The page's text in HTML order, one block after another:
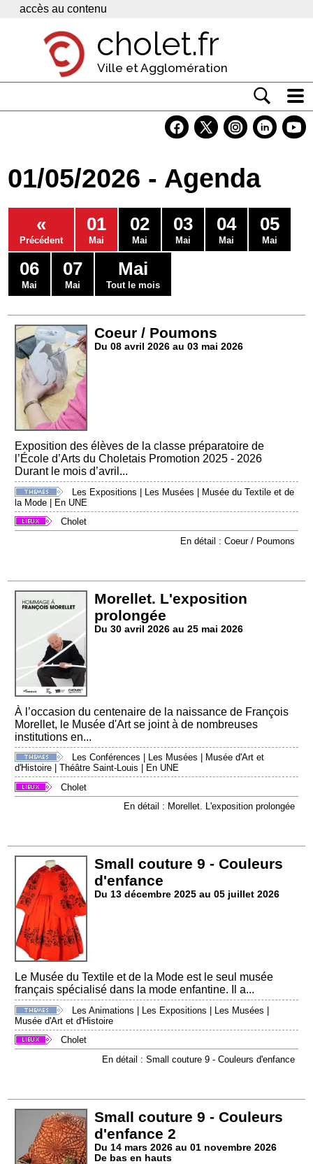
Panneau de gestion des cookies
accès au contenu
cholet.fr
Ville et Agglomération
Economie
Services
Contacts
01/05/2026 - Agenda
«
Précédent
01
Mai
02
Mai
03
Mai
04
Mai
05
Mai
06
Mai
07
Mai
Mai
Tout le mois
Coeur / Poumons
Du 08 avril 2026 au 03 mai 2026
Exposition des élèves de la classe préparatoire de
l’École d’Arts du Choletais Promotion 2025 - 2026
Durant le mois d’avril...
Les Expositions | Les Musées | Musée du Textile et de
la Mode | En UNE
Cholet
En détail : Coeur / Poumons
Morellet. L'exposition
prolongée
Du 30 avril 2026 au 25 mai 2026
À l’occasion du centenaire de la naissance de François
Morellet, le Musée d'Art se joint à de nombreuses
institutions en...
Les Conférences Les Musées
Musée d'Art et
d'Histoire |Théâtre Saint-Louis
En UNE
Cholet
En détail : Morellet. L'exposition prolongée
Small couture 9 - Couleurs
d'enfance
Du 13 décembre 2025 au 05 juillet 2026
Le Musée du Textile et de la Mode est le seul musée
français spécialisé dans la mode enfantine. Il a...
Les Animations Les Expositions Les Musées
Musée d'Art et d'Histoire
Cholet
En détail : Small couture 9 - Couleurs d'enfance
Small couture 9 - Couleurs
d'enfance 2
Du 14 mars 2026 au 01 novembre 2026
De bas en hauts